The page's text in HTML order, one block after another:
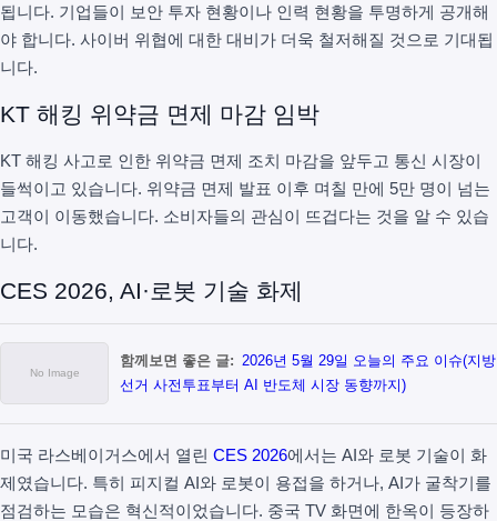
됩니다. 기업들이 보안 투자 현황이나 인력 현황을 투명하게 공개해
야 합니다. 사이버 위협에 대한 대비가 더욱 철저해질 것으로 기대됩
니다.
KT 해킹 위약금 면제 마감 임박
KT 해킹 사고로 인한 위약금 면제 조치 마감을 앞두고 통신 시장이
들썩이고 있습니다. 위약금 면제 발표 이후 며칠 만에 5만 명이 넘는
고객이 이동했습니다. 소비자들의 관심이 뜨겁다는 것을 알 수 있습
니다.
CES 2026, AI·로봇 기술 화제
함께보면 좋은 글: 2026년 5월 29일 오늘의 주요 이슈(지방
선거 사전투표부터 AI 반도체 시장 동향까지)
미국 라스베이거스에서 열린 CES 2026에서는 AI와 로봇 기술이 화
제였습니다. 특히 피지컬 AI와 로봇이 용접을 하거나, AI가 굴착기를
점검하는 모습은 혁신적이었습니다. 중국 TV 화면에 한옥이 등장하